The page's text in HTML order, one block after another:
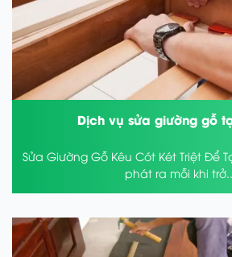
Dịch vụ sửa giường gỗ
Sửa Giường Gỗ Kêu Cót Két Triệt Để
phát ra mỗi khi